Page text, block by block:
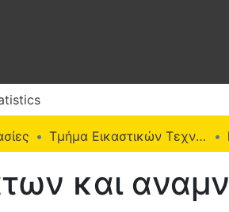
Τμήμα Εικαστικών Τεχνών (Π. Ε.)
και